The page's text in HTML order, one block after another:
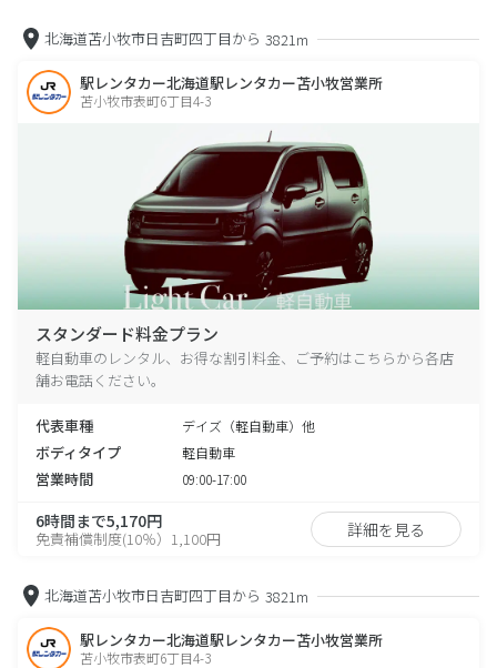
北海道苫小牧市日吉町四丁目から 3821m
駅レンタカー北海道駅レンタカー苫小牧営業所
苫小牧市表町6丁目4-3
スタンダード料金プラン
軽自動車のレンタル、お得な割引料金、ご予約はこちらから各店
舗お電話ください。
代表車種 デイズ（軽自動車）他
ボディタイプ 軽自動車
営業時間 09:00-17:00
6時間まで5,170円
免責補償制度(10％）1,100円 詳細を見る
北海道苫小牧市日吉町四丁目から 3821m
駅レンタカー北海道駅レンタカー苫小牧営業所
苫小牧市表町6丁目4-3